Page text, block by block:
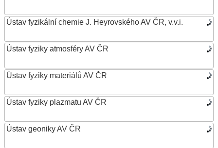
Ústav fyzikální chemie J. Heyrovského AV ČR, v.v.i.
Ústav fyziky atmosféry AV ČR
Ústav fyziky materiálů AV ČR
Ústav fyziky plazmatu AV ČR
Ústav geoniky AV ČR